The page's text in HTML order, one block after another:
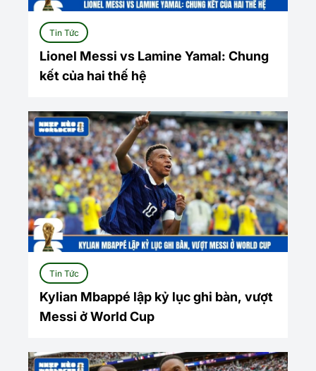
Tin Tức
Lionel Messi vs Lamine Yamal: Chung
kết của hai thế hệ
Tin Tức
Kylian Mbappé lập kỷ lục ghi bàn, vượt
Messi ở World Cup